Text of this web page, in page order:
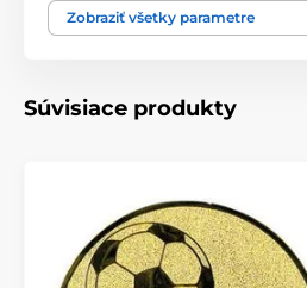
Zobraziť všetky parametre
Súvisiace produkty